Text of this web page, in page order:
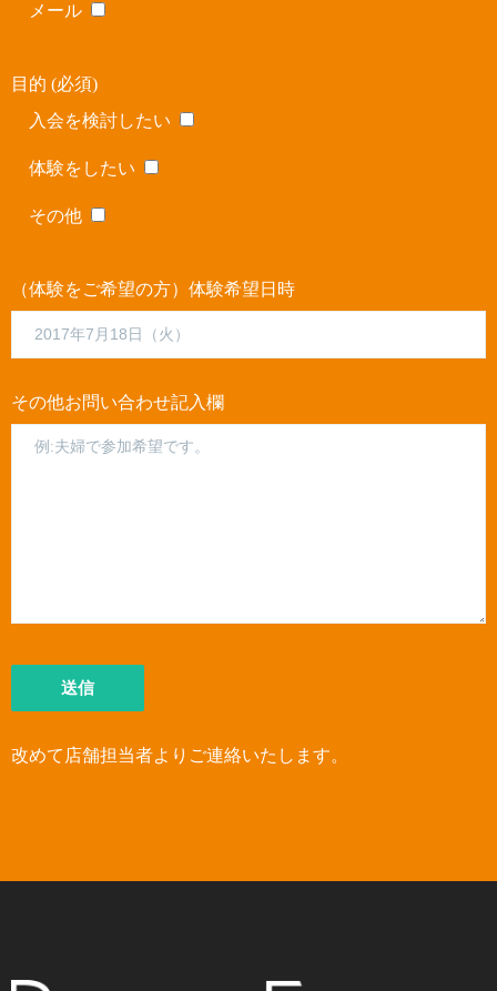
メール
目的 (必須)
入会を検討したい
体験をしたい
その他
（体験をご希望の方）体験希望日時
その他お問い合わせ記入欄
改めて店舗担当者よりご連絡いたします。